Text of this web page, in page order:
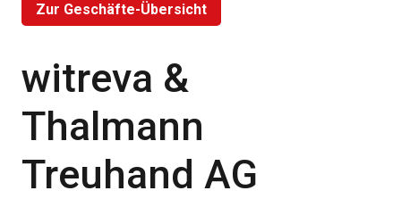
Zur Geschäfte-Übersicht
witreva &
Thalmann
Treuhand AG